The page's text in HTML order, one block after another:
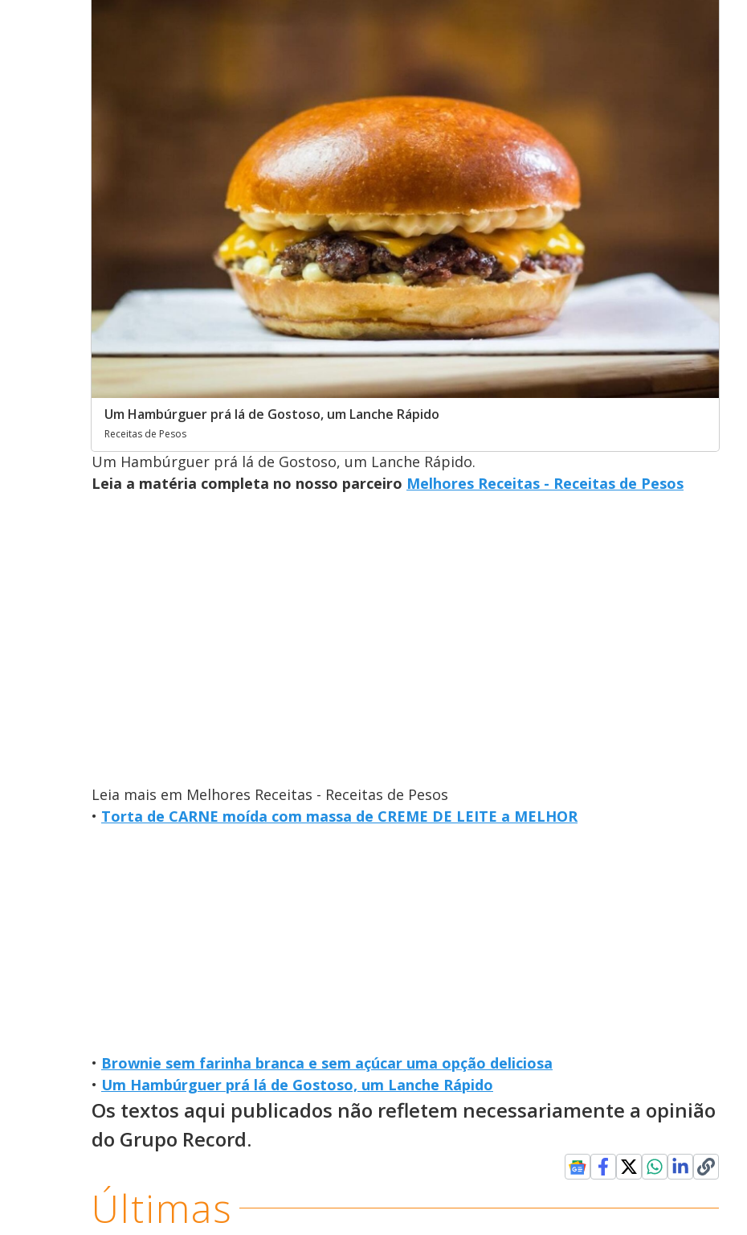
Um Hambúrguer prá lá de Gostoso, um Lanche Rápido
Receitas de Pesos
Um Hambúrguer prá lá de Gostoso, um Lanche Rápido.
Leia a matéria completa no nosso parceiro Melhores Receitas - Receitas de Pesos
Leia mais em Melhores Receitas - Receitas de Pesos
• Torta de CARNE moída com massa de CREME DE LEITE a MELHOR
• Brownie sem farinha branca e sem açúcar uma opção deliciosa
• Um Hambúrguer prá lá de Gostoso, um Lanche Rápido
Os textos aqui publicados não refletem necessariamente a opinião
do Grupo Record.
Últimas